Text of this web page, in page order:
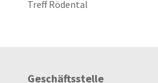
Treff Rödental
Geschäftsstelle